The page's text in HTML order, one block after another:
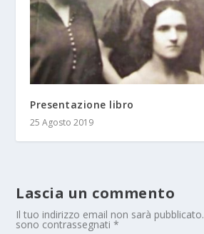
Presentazione libro
25 Agosto 2019
Lascia un commento
Il tuo indirizzo email non sarà pubblicato.
sono contrassegnati*